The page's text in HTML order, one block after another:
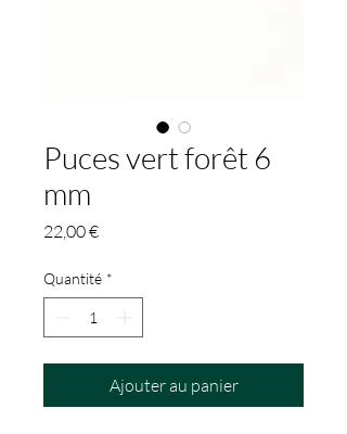
Puces vert forêt 6
mm
22,00 €Prix
Quantité *
Ajouter au panier